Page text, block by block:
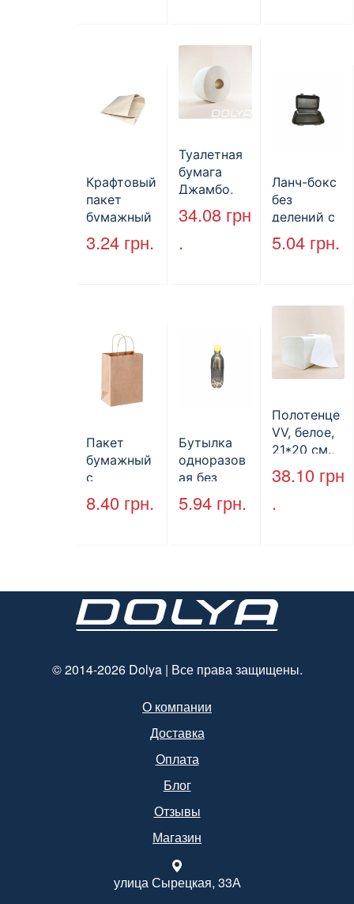
Крафтовый
пакет
бумажный
без ручек
170*140*50
3.24 грн.
Туалетная
бумага
Джамбо,
130 м.
34.08 грн
.
Ланч-бокс
без
делений с
крышкой
HP-10, 240
объем 1300
полистиро
л, черный,
250 шт./уп.
5.04 грн.
Пакет
бумажный
с
кручеными
ручками,
8.40 грн.
Бутылка
одноразов
ая без
крышки,
ПЕТ, V=500
5.94 грн.
Полотенце
VV, белое,
21*20 см.,
160 л.
38.10 грн
.
© 2014-2026 Dolya | Все права защищены.
О компании
Доставка
Оплата
Блог
Отзывы
Магазин
улица Сырецкая, 33А